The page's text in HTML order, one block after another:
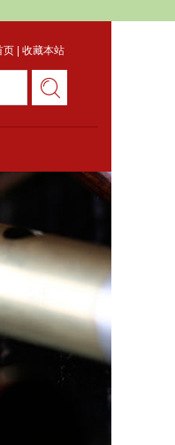
页 收藏本站